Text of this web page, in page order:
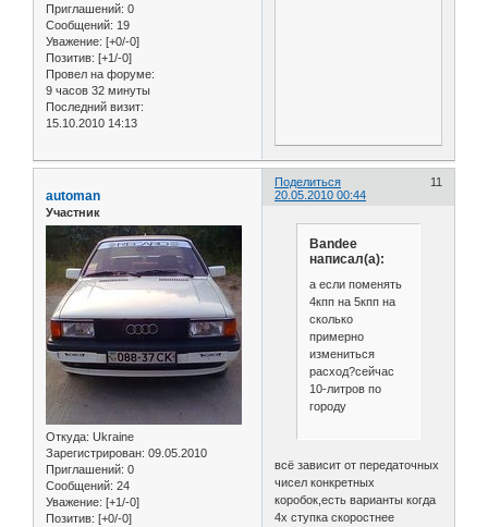
Приглашений: 0
Сообщений: 19
Уважение: [+0/-0]
Позитив: [+1/-0]
Провел на форуме:
9 часов 32 минуты
Последний визит:
15.10.2010 14:13
Поделиться
11
20.05.2010 00:44
automan
Участник
Откуда: Ukraine
Зарегистрирован: 09.05.2010
Приглашений: 0
Сообщений: 24
Уважение: [+1/-0]
Позитив: [+0/-0]
Bandee
написал(а):
а если поменять
4кпп на 5кпп на
сколько
примерно
измениться
расход?сейчас
10-литров по
городу
всё зависит от передаточных
чисел конкретных
коробок,есть варианты когда
4х ступка скоростнее